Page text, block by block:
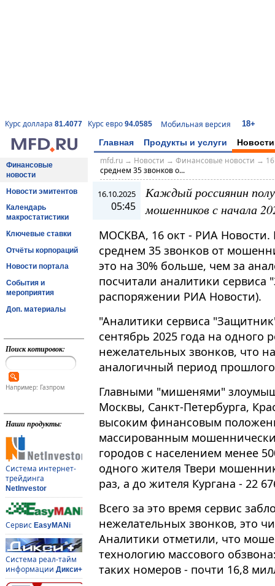
Курс доллара 81.4077 Курс евро 94.0585 Мобильная версия 18+
Главная Продукты и услуги Новости
Финансовые
новости
Новости эмитентов
Календарь
макростатистики
Ключевые ставки
Отчёты корпораций
Новости портала
События и
мероприятия
Доп. материалы
Поиск котировок:
Например: Газпром
Наши продукты:
Система интернет-
трейдинга
NetInvestor
Сервис EasyMANi
Система реал-тайм
информации Дикси+
mfd.ru→ Новости → Финансовые новости →
среднем 35 звонков о...
16.10.2025
05:45
Каждый россиянин
мошенников с начала
МОСКВА, 16 окт - РИА
среднем 35 звонков от
это на 30% больше, чем за
посчитали аналитики
распоряжении РИА Новости).
"Аналитики сервиса
сентябрь 2025 года на одного
нежелательных звонков, что
аналогичный период
Главными "мишенями"
Москвы, Санкт-Петербурга,
высоким финансовым
массированным
городов с населением менее
одного жителя Твери
раз, а до жителя Кургана - 22
Всего за это время сервис
нежелательных звонков, это
Аналитики отметили, что
технологию массового
таких номеров - почти 16,8